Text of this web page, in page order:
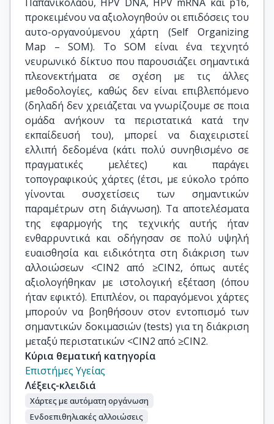
προκειμένου να αξιολογηθούν οι επιδόσεις του
αυτο-οργανούμενου χάρτη (Self Organizing
Map – SOM). Το SOM είναι ένα τεχνητό
νευρωνικό δίκτυο που παρουσιάζει σημαντικά
πλεονεκτήματα σε σχέση με τις άλλες
μεθοδολογίες, καθώς δεν είναι επιβλεπόμενο
(δηλαδή δεν χρειάζεται να γνωρίζουμε σε ποια
ομάδα ανήκουν τα περιστατικά κατά την
εκπαίδευσή του), μπορεί να διαχειριστεί
ελλιπή δεδομένα (κάτι πολύ συνηθισμένο σε
πραγματικές μελέτες) και παράγει
τοπογραφικούς χάρτες (έτσι, με εύκολο τρόπο
γίνονται συσχετίσεις των σημαντικών
παραμέτρων στη διάγνωση). Τα αποτελέσματα
της εφαρμογής της τεχνικής αυτής ήταν
ενθαρρυντικά και οδήγησαν σε πολύ υψηλή
ευαισθησία και ειδικότητα στη διάκριση των
αλλοιώσεων <CIN2 από ≥CIN2, όπως αυτές
αξιολογήθηκαν με ιστολογική εξέταση (όπου
ήταν εφικτό). Επιπλέον, οι παραγόμενοι χάρτες
μπορούν να βοηθήσουν στον εντοπισμό των
σημαντικών δοκιμασιών (tests) για τη διάκριση
μεταξύ περιστατικών <CIN2 από ≥CIN2.
Κύρια θεματική κατηγορία
Επιστήμες Υγείας
Λέξεις-κλειδιά
Χάρτες με αυτόματη οργάνωση
Ενδοεπιθηλιακές αλλοιώσεις